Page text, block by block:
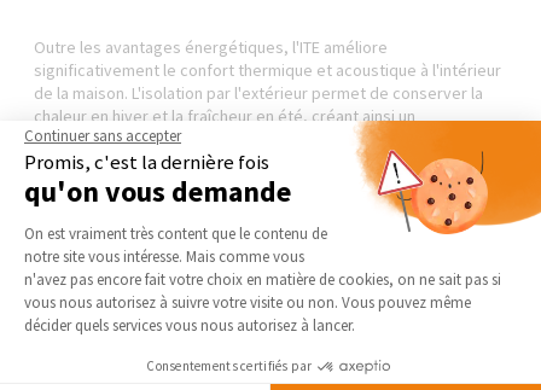
Outre les avantages énergétiques, l'ITE améliore
significativement le confort thermique et acoustique à l'intérieur
de la maison. L'isolation par l'extérieur permet de conserver la
chaleur en hiver et la fraîcheur en été, créant ainsi un
environnement intérieur plus agréable toute l'année. De plus,
l'ajout d'une couche isolante sur les murs extérieurs peut
également contribuer à réduire les nuisances sonores provenant
de l'extérieur.
Valorisation de l'Habitat
En plus de ses avantages fonctionnels, l'ITE offre également la
possibilité de rajeunir et de valoriser l'aspect extérieur de
l'habitation grâce à un large éventail de finitions disponibles. Que
vous optiez pour un enduit de façade, un bardage en bois, ou
Continuer sans accepter
Promis, c'est la dernière fois
qu'on vous demande
Plateforme de Gestion du
On est vraiment très content que le contenu de
notre site vous intéresse. Mais comme vous
n'avez pas encore fait votre choix en matière de cookies, on ne sait pas si
vous nous autorisez à suivre votre visite ou non. Vous pouvez même
décider quels services vous nous autorisez à lancer.
Consentements certifiés par
Axeptio consent